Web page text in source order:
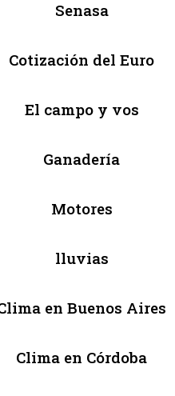
Senasa
Cotización del Euro
El campo y vos
Ganadería
Motores
lluvias
en Buenos Aires
Clima en Córdoba